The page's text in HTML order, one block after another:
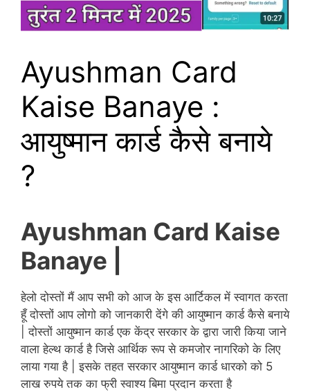
Ayushman Card
Kaise Banaye :
आयुष्मान कार्ड कैसे बनाये
?
Ayushman Card Kaise
Banaye |
हेलो दोस्तों मैं आप सभी को आज के इस आर्टिकल में स्वागत करता
हूँ दोस्तों आप लोगो को जानकारी देंगे की आयुष्मान कार्ड कैसे बनाये
| दोस्तों आयुष्मान कार्ड एक केंद्र सरकार के द्वारा जारी किया जाने
वाला हेल्थ कार्ड है जिसे आर्थिक रूप से कमजोर नागरिको के लिए
लाया गया है | इसके तहत सरकार आयुष्मान कार्ड धारको को 5
लाख रुपये तक का फ्री स्वाश्य बिमा प्रदान करता है